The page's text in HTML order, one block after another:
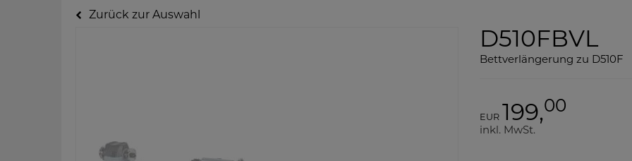
Zurück zur Auswahl
D510FBVL
Bettverlängerung zu D510F
EUR 199,00
inkl. MwSt.